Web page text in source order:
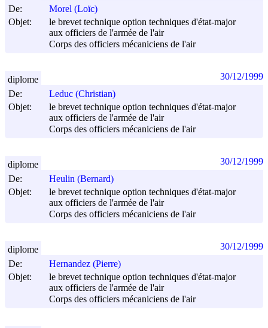
De:
Morel (Loïc)
Objet:
le brevet technique option techniques d'état-major
aux officiers de l'armée de l'air
Corps des officiers mécaniciens de l'air
De:
Leduc (Christian)
Objet:
le brevet technique option techniques d'état-major
aux officiers de l'armée de l'air
Corps des officiers mécaniciens de l'air
diplome 30/12/1999
De:
Heulin (Bernard)
Objet:
le brevet technique option techniques d'état-major
aux officiers de l'armée de l'air
Corps des officiers mécaniciens de l'air
diplome 30/12/1999
De:
Hernandez (Pierre)
Objet:
le brevet technique option techniques d'état-major
aux officiers de l'armée de l'air
Corps des officiers mécaniciens de l'air
diplome 30/12/1999